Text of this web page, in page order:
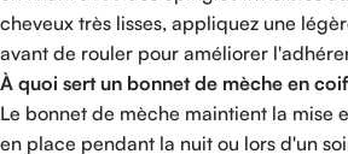
cheveux très lisses, appliquez une
avant de rouler pour améliorer
À quoi sert un bonnet de mèche en
Le bonnet de mèche maintient la mise
en place pendant la nuit ou lors d'un